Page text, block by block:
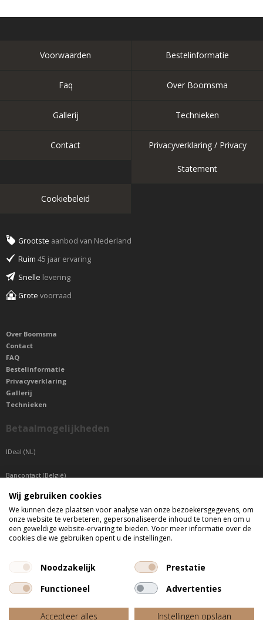
Voorwaarden Bestelinformatie
Faq Over Boomsma
Gallerij Technieken
Contact Privacyverklaring / Privacy
Statement
Cookiebeleid
Grootste aanbod van Nederland
Ruim 45 jaar ervaring
Snelle levering
Grote voorraad
Over Boomsma
Contact
FAQ
Bestelinformatie
Privacyverklaring
Gallerij
Technieken
Betaalmogelijkheden
IDeal (NL)
Bancontact (België)
Sepa betaling (Overige landen)
Telefonisch bereikbaar
Wij gebruiken cookies
We kunnen deze plaatsen voor analyse van onze bezoekersgegevens, om
onze website te verbeteren, gepersonaliseerde inhoud te tonen en om u
een geweldige website-ervaring te bieden. Voor meer informatie over de
cookies die we gebruiken opent u de instellingen.
Noodzakelijk
Prestatie
Functioneel
Advertenties
Accepteer alles Instellingen opslaan